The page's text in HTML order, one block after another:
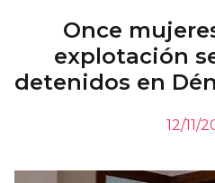
Once
explotación
detenidos en
12/11/